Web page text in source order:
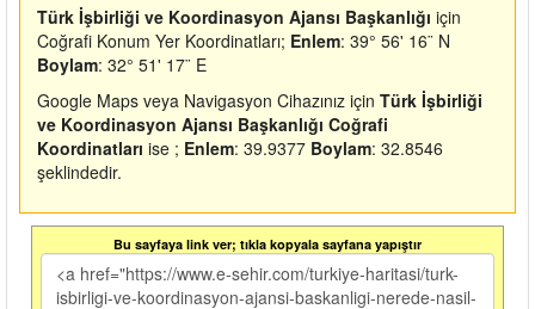
Türk İşbirliği ve Koordinasyon Ajansı Başkanlığı için
Coğrafi Konum Yer Koordinatları; Enlem: 39° 56' 16¨ N
Boylam: 32° 51' 17¨ E
Google Maps veya Navigasyon Cihazınız için Türk İşbirliği
ve Koordinasyon Ajansı Başkanlığı Coğrafi
Koordinatları ise ; Enlem: 39.9377 Boylam: 32.8546
şeklindedir.
Bu sayfaya link ver; tıkla kopyala sayfana yapıştır